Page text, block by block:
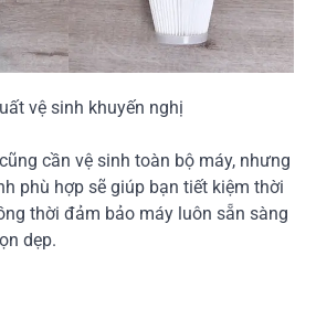
vệ sinh khuyến nghị
cần vệ sinh toàn bộ máy, nhưng
phù hợp sẽ giúp bạn tiết kiệm thời
thời đảm bảo máy luôn sẵn sàng
dẹp.